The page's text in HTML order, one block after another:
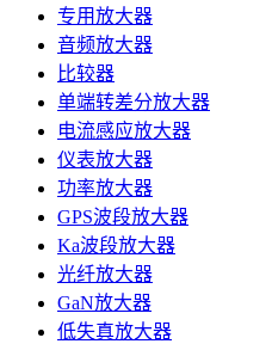
专用放大器
音频放大器
比较器
单端转差分放大器
电流感应放大器
仪表放大器
功率放大器
GPS波段放大器
Ka波段放大器
光纤放大器
GaN放大器
低失真放大器